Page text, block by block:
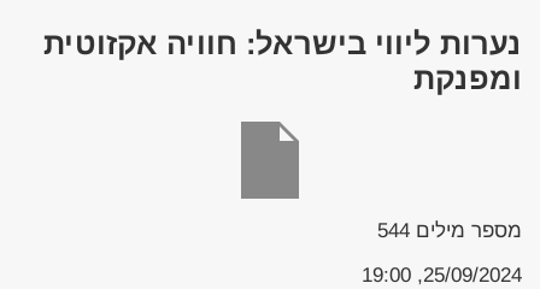
נערות ליווי בישראל: חוויה אקזוטית
ומפנקת
מספר מילים 544
25/09/2024, 19:00